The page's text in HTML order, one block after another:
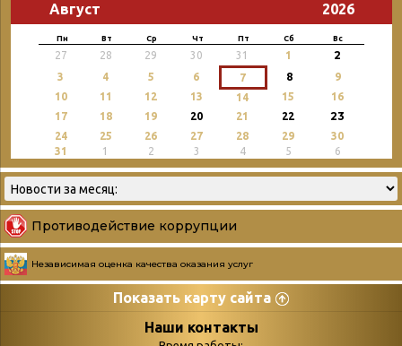
Август 2026
Пн Вт Ср Чт Пт Сб Вс
27 28 29 30 31 1 2
3 4 5 6 7 8
9
10
11 12 13 14 15
16
17
18 19 20 21 22 23
24 25 26 27 28 29
30
31
1 2 3 4 5 6
Противодействие коррупции
Независимая оценка качества оказания услуг
Показать карту сайта
СтраницыНаши контакты